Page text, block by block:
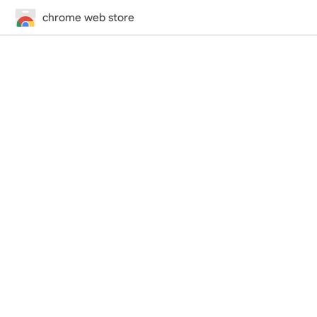
chrome web store